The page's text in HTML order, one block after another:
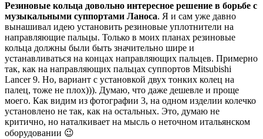
Резиновые кольца довольно интересное решение в борьбе с
музыкальными суппортами Ланоса. Я и сам уже давно
вынашивал идею установить резиновые уплотнители на
направляющие пальцы. Только в моих планах резиновые
кольца должны были быть значительно шире и
устанавливаться на концах направляющих пальцев. Примерно
так, как на направляющих пальцах суппортов Mitsubishi
Lancer 9. Но, вариант с установкой двух тонких колец на
палец, тоже не плох))). Думаю, что даже дешевле и проще
моего. Как видим из фотографии 3, на одном изделии колечко
установлено не так, как на остальных. Это, думаю не
критично, но наталкивает на мысль о неточном итальянском
оборудовании 😉